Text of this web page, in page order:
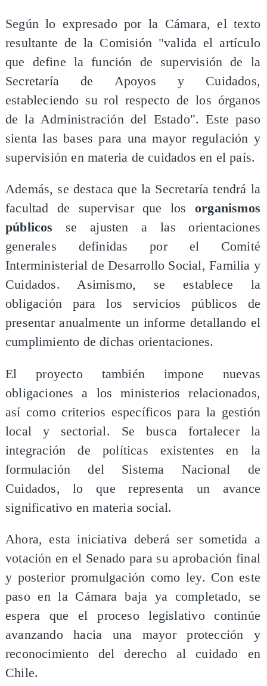
Según lo expresado por la Cámara, el texto
resultante de la Comisión "valida el artículo
que define la función de supervisión de la
Secretaría de Apoyos y Cuidados,
estableciendo su rol respecto de los órganos
de la Administración del Estado". Este paso
sienta las bases para una mayor regulación y
supervisión en materia de cuidados en el país.
Además, se destaca que la Secretaría tendrá la
facultad de supervisar que losorganismos
públicos se ajusten a las orientaciones
generales definidas por el Comité
Interministerial de Desarrollo Social, Familia y
Cuidados. Asimismo, se establece la
obligación para los servicios públicos de
presentar anualmente un informe detallando el
cumplimiento de dichas orientaciones.
El proyecto también impone nuevas
obligaciones a los ministerios relacionados,
así como criterios específicos para la gestión
local y sectorial. Se busca fortalecer la
integración de políticas existentes en la
formulación del Sistema Nacional de
Cuidados, lo que representa un avance
significativo en materia social.
Ahora, esta iniciativa deberá ser sometida a
votación en el Senado para su aprobación final
y posterior promulgación como ley. Con este
paso en la Cámara baja ya completado, se
espera que el proceso legislativo continúe
avanzando hacia una mayor protección y
reconocimiento del derecho al cuidado en
Chile.